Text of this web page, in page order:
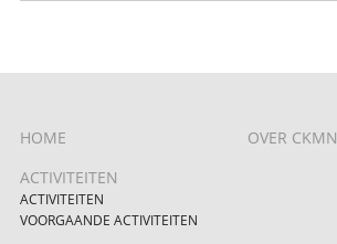
HOME
OVER CKMN
ACTIVITEITEN
ACTIVITEITEN
VOORGAANDE ACTIVITEITEN